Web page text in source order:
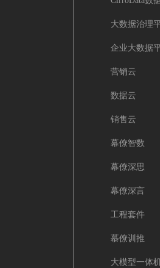
大数据治理
企业大数据
营销云
数据云
销售云
幕僚智数
幕僚深思
幕僚深言
工程套件
慕僚训推
大模型一体